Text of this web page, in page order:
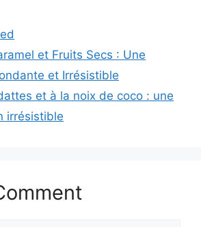
et Fruits Secs : Une
et Irrésistible
et à la noix de coco : une
irrésistible